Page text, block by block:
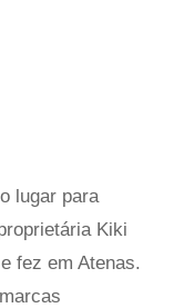
lugar para
Kiki
fez em Atenas.